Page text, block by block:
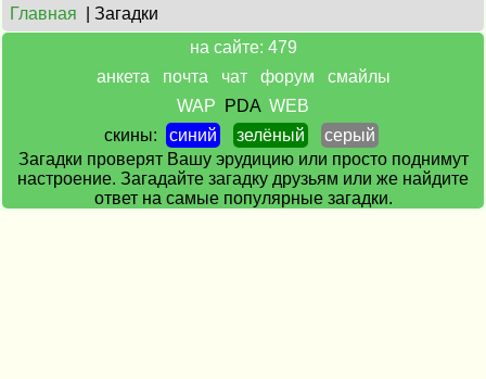
Главная
| Загадки
на сайте: 479
анкета
почта чат форум
смайлы
WAP
PDA WEB
скины:
синий зелёный
серый
Загадки проверят Вашу эрудицию или просто поднимут
настроение. Загадайте загадку друзьям или же найдите
ответ на самые популярные загадки.